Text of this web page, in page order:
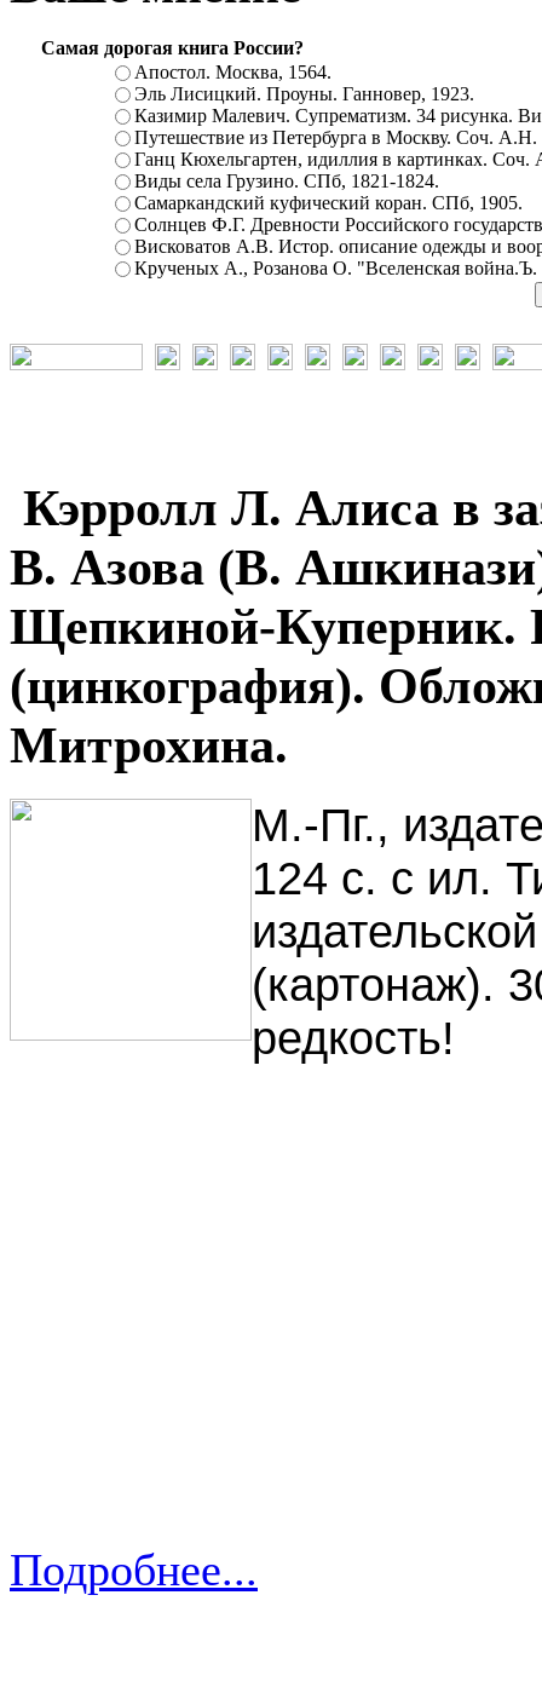
Самая дорогая книга России?
Апостол. Москва, 1564.
Эль Лисицкий. Проуны. Ганновер, 1923.
Казимир Малевич. Супрематизм. 34 рисунка.
Путешествие из Петербурга в Москву. Соч.
Ганц Кюхельгартен, идиллия в картинках.
Виды села Грузино. СПб, 1821-1824.
Самаркандский куфический коран. СПб, 1905.
Солнцев Ф.Г. Древности Российского
Висковатов А.В. Истор. описание одежды и
Крученых А., Розанова О. "Вселенская
Кэрролл Л. Алиса в
В. Азова (В.
Щепкиной-Куперник.
(цинкография).
Митрохина.
М.-Пг.,
124 с. с ил.
(картонаж).
редкость!
Подробнее...